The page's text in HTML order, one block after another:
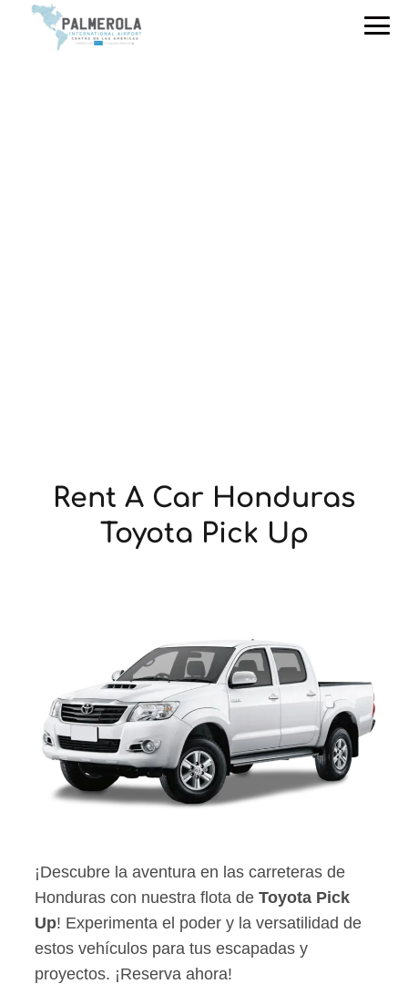
Rent A Car Honduras
Toyota Pick Up
¡Descubre la aventura en las carreteras de
Honduras con nuestra flota deToyota Pick
Up! Experimenta el poder y la versatilidad de
estos vehículos para tus escapadas y
proyectos. ¡Reserva ahora!